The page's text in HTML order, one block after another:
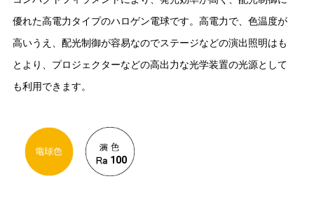
優れた高電力タイプのハロゲン電球です。高電力で、色温度が
高いうえ、配光制御が容易なのでステージなどの演出照明はも
とより、プロジェクターなどの高出力な光学装置の光源として
も利用できます。
100